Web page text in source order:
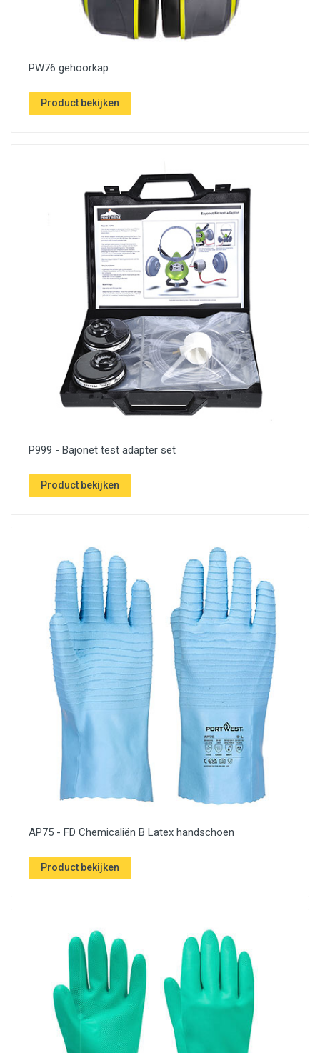
PW76 gehoorkap
Product bekijken
P999 - Bajonet test adapter set
Product bekijken
AP75 - FD Chemicaliën B Latex handschoen
Product bekijken